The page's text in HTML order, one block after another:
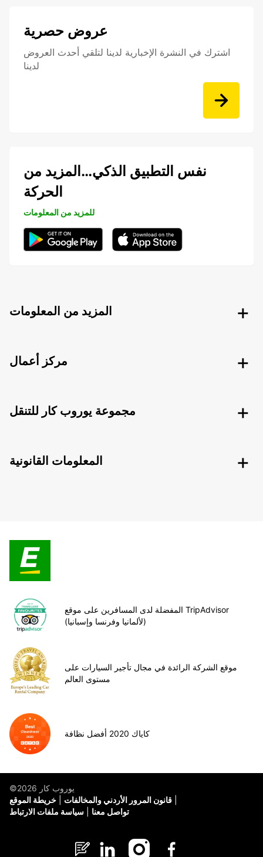
عروض حصرية
اشترك في النشرة الإخبارية لدينا لتلقي أحدث العروض
لدينا
نفس التطبيق الذكي…المزيد من
الحركة
للمزيد من المعلومات
المزيد من المعلومات
مركز أعمال
مجموعة يوروب كار للتنقل
المعلومات القانونية
المفضلة لدى المسافرين على موقع TripAdvisor
(لألمانيا وفرنسا وإسبانيا)
موقع الشركة الرائدة في مجال تأجير السيارات على
مستوى العالم
كاياك 2020 أفضل نظافة
©يوروب كار 2026
خريطة الموقع
قانون المرور الأردني والمخالفات
سياسة ملفات الارتباط
تواصل معنا